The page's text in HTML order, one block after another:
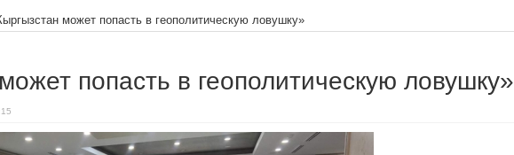
может попасть в геополитическую ловушку»
попасть в геополитическую ловушку»